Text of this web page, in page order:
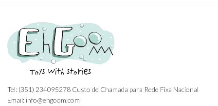
Tel: (351) 234095278 Custo de Chamada para Rede Fixa Nacional
Email: info@ehgoom.com